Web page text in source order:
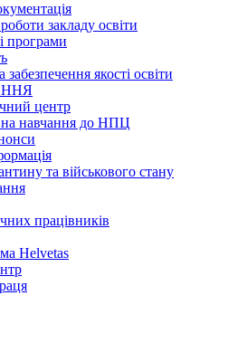
закладу освіти
програми
якості освіти
центр
навчання до НПЦ
та військового стану
працівників
Helvetas